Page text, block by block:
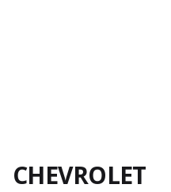
CHEVROLET